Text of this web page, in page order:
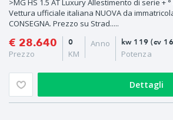
>MG HS 1.5 AT Luxury Allestimento di serie +
Vettura ufficiale italiana NUOVA da
CONSEGNA. Prezzo su Strad.....
€ 28.640
Prezzo
Anno
0
KM
kw 119 (cv
Potenza
Dettagli